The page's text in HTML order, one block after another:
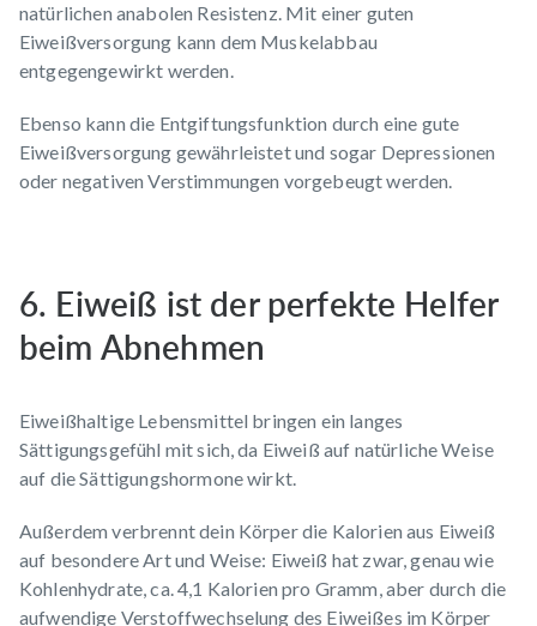
natürlichen anabolen Resistenz. Mit einer guten
Eiweißversorgung kann dem Muskelabbau
entgegengewirkt werden.
Ebenso kann die Entgiftungsfunktion durch eine gute
Eiweißversorgung gewährleistet und sogar Depressionen
oder negativen Verstimmungen vorgebeugt werden.
6. Eiweiß ist der perfekte Helfer
beim Abnehmen
Eiweißhaltige Lebensmittel bringen ein langes
Sättigungsgefühl mit sich, da Eiweiß auf natürliche Weise
auf die Sättigungshormone wirkt.
Außerdem verbrennt dein Körper die Kalorien aus Eiweiß
auf besondere Art und Weise: Eiweiß hat zwar, genau wie
Kohlenhydrate, ca. 4,1 Kalorien pro Gramm, aber durch die
aufwendige Verstoffwechselung des Eiweißes im Körper